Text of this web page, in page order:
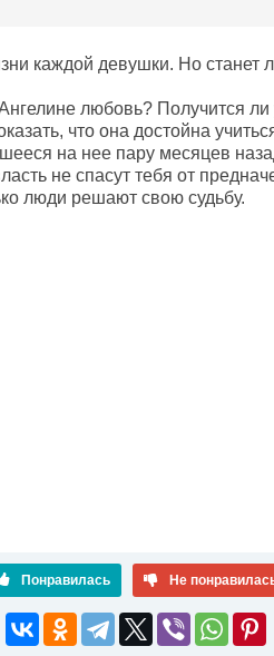
каждой девушки. Но станет
любовь? Получится
что она достойна
на нее пару месяцев
не спасут тебя от
люди решают свою судьбу.
Понравилась Не